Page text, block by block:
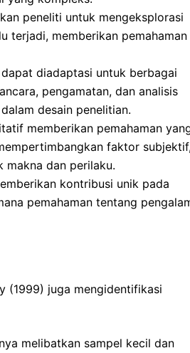
peneliti untuk mengeksplorasi
terjadi, memberikan pemahaman
diadaptasi untuk berbagai
pengamatan, dan analisis
desain penelitian.
memberikan pemahaman
faktor
makna dan perilaku.
kontribusi unik pada
pemahaman tentang
(1999) juga mengidentifikasi
melibatkan sampel kecil dan